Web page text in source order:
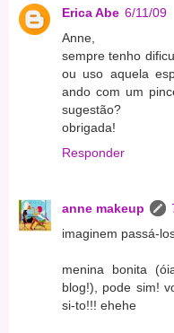
Erica Abe 6/11/09
Anne,
sempre tenho
ou uso aquela
ando com um
sugestão?
obrigada!
Responder
anne makeup
imaginem passá-
menina bonita
blog!), pode sim!
si-to!!! ehehe